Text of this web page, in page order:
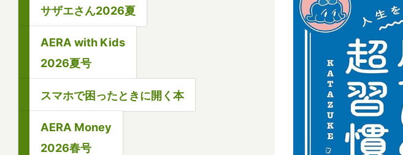
サザエさん2026夏
AERA with Kids
2026夏号
スマホで困ったときに開く本
AERA Money
2026春号